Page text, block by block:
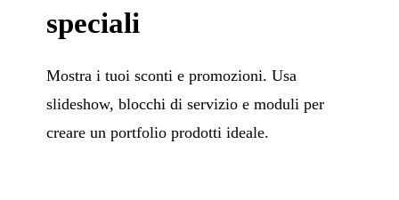
speciali
Mostra i tuoi sconti e promozioni. Usa
slideshow, blocchi di servizio e moduli per
creare un portfolio prodotti ideale.